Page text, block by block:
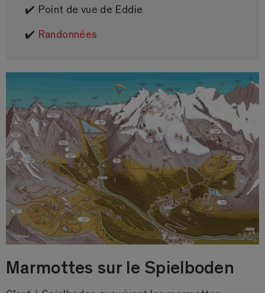
✔️ Point de vue de Eddie
✔️ Randonnées
Marmottes sur le Spielboden